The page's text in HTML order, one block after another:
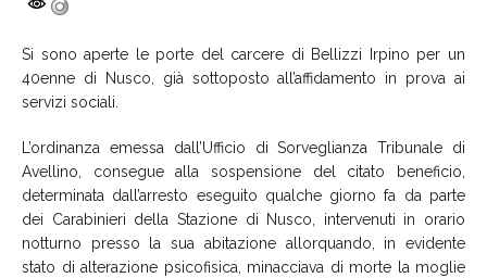
Si sono aperte le porte del carcere di Bellizzi Irpino per un
40enne di Nusco, già sottoposto all’affidamento in prova ai
servizi sociali.
L’ordinanza emessa dall’Ufficio di Sorveglianza Tribunale di
Avellino, consegue alla sospensione del citato beneficio,
determinata dall’arresto eseguito qualche giorno fa da parte
dei Carabinieri della Stazione di Nusco, intervenuti in orario
notturno presso la sua abitazione allorquando, in evidente
stato di alterazione psicofisica, minacciava di morte la moglie